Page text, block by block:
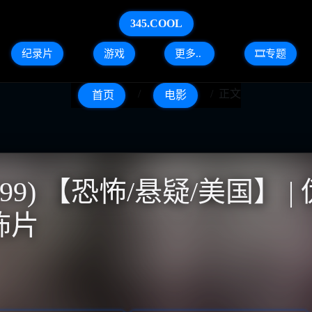
345.COOL
纪录片 游戏 更多.. 🎞️专题
首页 电影 正文
【恐怖/悬疑/美国】 |
片